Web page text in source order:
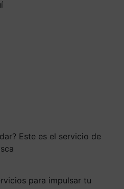
Este es el servicio de
para impulsar tu